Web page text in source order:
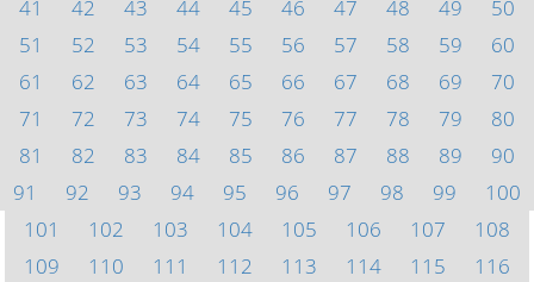
41
42 43 44 45 46 47 48 49
50
51
52 53 54 55 56 57 58 59
60
61
62 63 64 65 66 67 68 69
70
71
72 73 74 75 76 77 78 79
80
81
82 83 84 85 86 87 88 89
90
91
92 93 94 95 96 97 98 99
100
101
102 103 104 105 106 107
108
109
110 111 112 113 114 115
116